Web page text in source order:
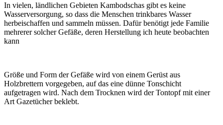
In vielen, ländlichen Gebieten Kambodschas gibt es keine
Wasserversorgung, so dass die Menschen trinkbares Wasser
herbeischaffen und sammeln müssen. Dafür benötigt jede Familie
mehrerer solcher Gefäße, deren Herstellung ich heute beobachten
kann
Größe und Form der Gefäße wird von einem Gerüst aus
Holzbrettern vorgegeben, auf das eine dünne Tonschicht
aufgetragen wird. Nach dem Trocknen wird der Tontopf mit einer
Art Gazetücher beklebt.